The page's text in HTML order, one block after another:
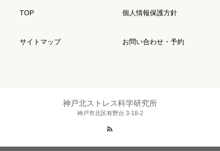
TOP 個人情報保護方針
サイトマップ お問い合わせ・予約
神戸北ストレス科学研究所
神戸市北区有野台 3-18-2